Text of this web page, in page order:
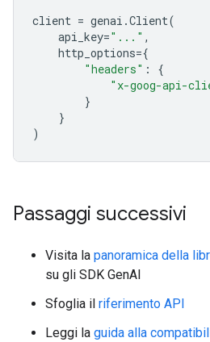
client = genai .Client(
api_key="..." ,
http_options={
"headers" :
{
"x-goog-api-
}
}
)
Passaggi successivi
Visita la panoramica della
su gli SDK GenAI
Sfoglia il riferimento API
Leggi la guida alla